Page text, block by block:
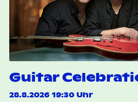
Guitar
28.8.2026 19:30 Uhr